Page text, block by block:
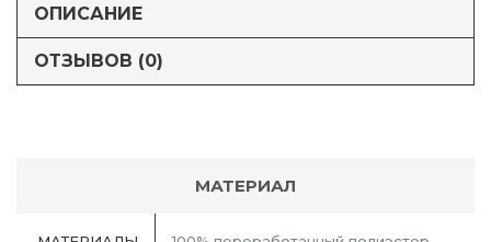
ОПИСАНИЕ
ОТЗЫВОВ (0)
МАТЕРИАЛ